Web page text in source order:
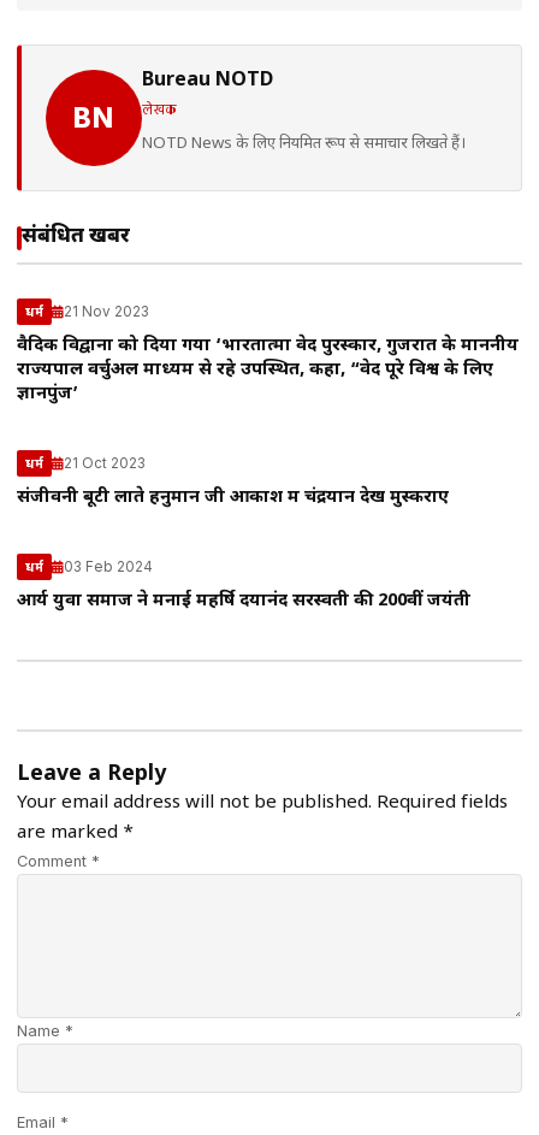
BN
Bureau NOTD
लेखक
NOTD News के लिए नियमित रूप से समाचार लिखते हैं।
संबंधित खबरें
धर्म 21 Nov 2023
वैदिक विद्वानों को दिया गया ‘भारतात्मा वेद पुरस्कार, गुजरात के माननीय
राज्यपाल वर्चुअल माध्यम से रहे उपस्थित, कहा, “वेद पूरे विश्व के लिए
ज्ञानपुंज’
धर्म 21 Oct 2023
संजीवनी बूटी लाते हनुमान जी आकाश में चंद्रयान देख मुस्कराए
धर्म 03 Feb 2024
आर्य युवा समाज ने मनाई महर्षि दयानंद सरस्वती की 200वीं जयंती
Leave a Reply
Your email address will not be published. Required fields
are marked *
Comment *
Name *
Email *